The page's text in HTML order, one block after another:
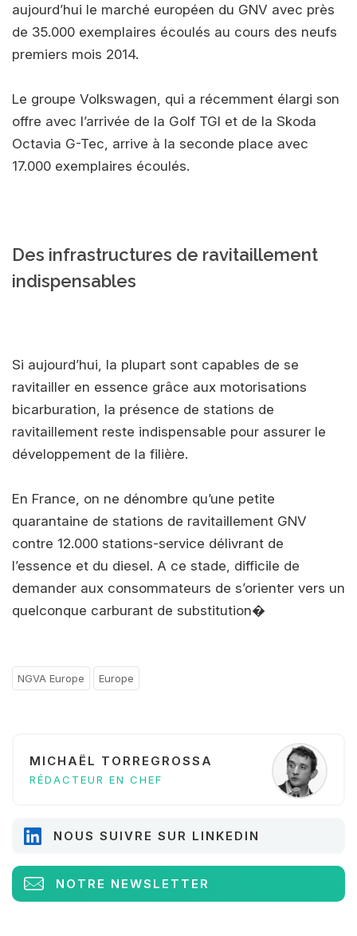
aujourd’hui le marché européen du GNV avec près
de 35.000 exemplaires écoulés au cours des neufs
premiers mois 2014.
Le groupe Volkswagen, qui a récemment élargi son
offre avec l’arrivée de la Golf TGI et de la Skoda
Octavia G-Tec, arrive à la seconde place avec
17.000 exemplaires écoulés.
Des infrastructures de ravitaillement
indispensables
Si aujourd’hui, la plupart sont capables de se
ravitailler en essence grâce aux motorisations
bicarburation, la présence de stations de
ravitaillement reste indispensable pour assurer le
développement de la filière.
En France, on ne dénombre qu’une petite
quarantaine de stations de ravitaillement GNV
contre 12.000 stations-service délivrant de
l’essence et du diesel. A ce stade, difficile de
demander aux consommateurs de s’orienter vers un
quelconque carburant de substitution�
NGVA Europe Europe
MICHAËL TORREGROSSA
RÉDACTEUR EN CHEF
NOUS SUIVRE SUR LINKEDIN
NOTRE NEWSLETTER